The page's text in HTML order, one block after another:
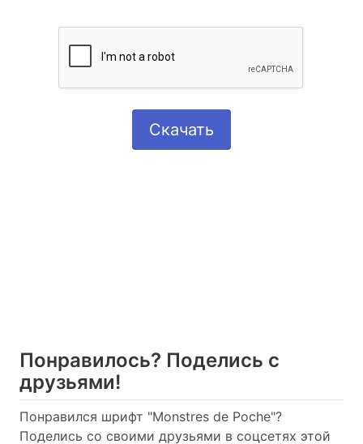
Скачать
Понравилось? Поделись с
друзьями!
Понравился шрифт "Monstres de Poche"?
Поделись со своими друзьями в соцсетях этой